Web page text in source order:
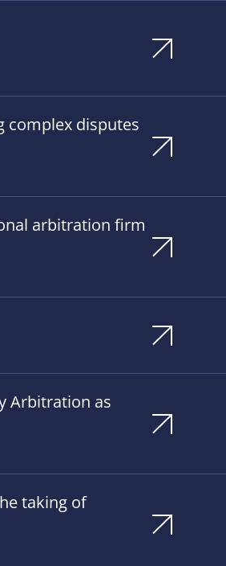
complex disputes
arbitration firm
Arbitration as
taking of